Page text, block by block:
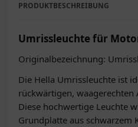
PRODUKTBESCHREIBUNG
Umrissleuchte für
Originalbezeichnung:
Die Hella Umrissleuchte ist
rückwärtigen,
Diese hochwertige Leuchte
Grundplatte aus schwarzem